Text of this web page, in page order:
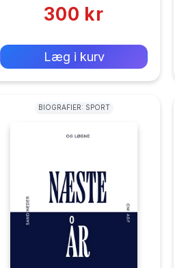
300 kr
Læg i kurv
BIOGRAFIER: SPORT